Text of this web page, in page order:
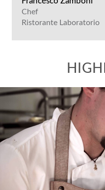
Chef
Ristorante Laboratorio